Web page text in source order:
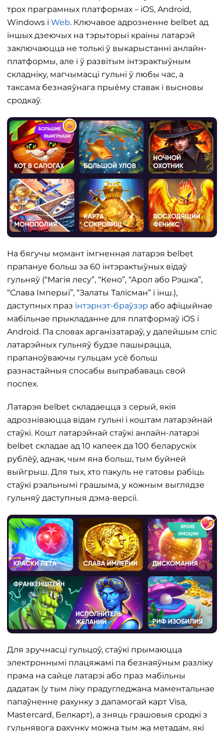
трох праграмных платформах – iOS, Android,
Windows і Web. Ключавое адрозненне belbet ад
іншых дзеючых на тэрыторыі краіны латарэй
заключаюцца не толькі ў выкарыстанні анлайн-
платформы, але і ў развітым інтэрактыўным
складніку, магчымасці гульні ў любы час, а
таксама безнаяўнага прыёму ставак і высновы
сродкаў.
На бягучы момант імгненная латарэя belbet
прапануе больш за 60 інтэрактыўных відаў
гульняў (“Магія лесу”, “Кено”, “Арол або Рэшка”,
“Слава Імперыі”, “Залаты Талісман” і інш.),
даступных праз інтэрнэт-браўзэр або афіцыйнае
мабільнае прыкладанне для платформаў iOS і
Android. Па словах арганізатараў, у далейшым спіс
латарэйных гульняў будзе пашырацца,
прапаноўваючы гульцам усё больш
разнастайныя спосабы выпрабаваць свой
поспех.
Латарэя belbet складаецца з серый, якія
адрозніваюцца відам гульні і коштам латарэйнай
стаўкі. Кошт латарэйнай стаўкі анлайн-латарэі
belbet складае ад 10 капеек да 100 беларускіх
рублёў, аднак, чым яна больш, тым буйней
выйгрыш. Для тых, хто пакуль не гатовы рабіць
стаўкі рэальнымі грашыма, у кожным выглядзе
гульняў даступныя дэма-версіі.
Для зручнасці гульцоў, стаўкі прымаюцца
электроннымі плацяжамі па безнаяўным разліку
прама на сайце латарэі або праз мабільны
дадатак (у тым ліку прадугледжана маментальнае
папаўненне рахунку з дапамогай карт Visa,
Mastercard, Белкарт), а зняць грашовыя сродкі з
гульнявога рахунку можна тым жа метадам, які